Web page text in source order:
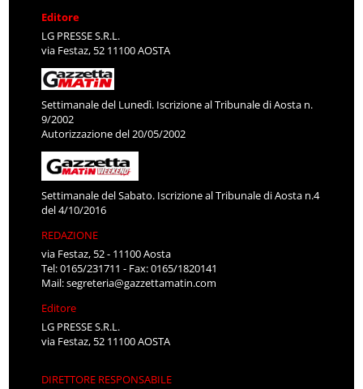
Editore
LG PRESSE S.R.L.
via Festaz, 52 11100 AOSTA
Settimanale del Lunedì. Iscrizione al Tribunale di Aosta n.
9/2002
Autorizzazione del 20/05/2002
Settimanale del Sabato. Iscrizione al Tribunale di Aosta n.4
del 4/10/2016
REDAZIONE
via Festaz, 52 - 11100 Aosta
Tel: 0165/231711 - Fax: 0165/1820141
Mail:segreteria@gazzettamatin.com
Editore
LG PRESSE S.R.L.
via Festaz, 52 11100 AOSTA
DIRETTORE RESPONSABILE